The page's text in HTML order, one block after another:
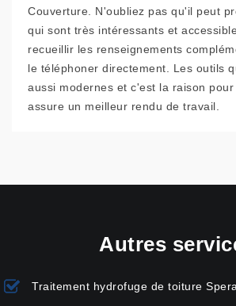
Couverture. N'oubliez pas qu'il peut
qui sont très intéressants et
recueillir les renseignements
le téléphoner directement. Les outils
aussi modernes et c'est la raison
assure un meilleur rendu de travail.
Autres
Traitement hydrofuge de toiture